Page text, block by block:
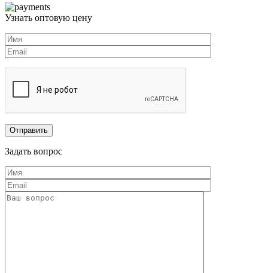
Узнать оптовую цену
Задать вопрос